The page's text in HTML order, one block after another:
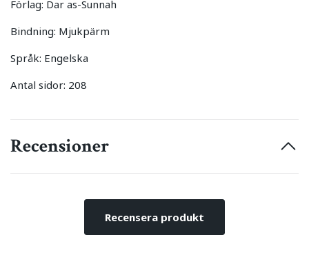
Förlag: Dar as-Sunnah
Bindning: Mjukpärm
Språk: Engelska
Antal sidor: 208
Recensioner
Recensera produkt